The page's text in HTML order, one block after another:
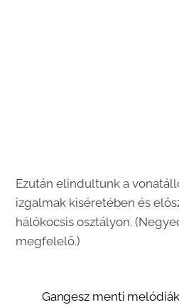
Ezután elindultunk a
izgalmak kiséretében és
hálókocsis osztályon.
megfelelő.)
Gangesz menti